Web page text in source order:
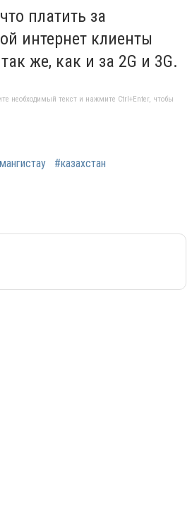
платить за
интернет клиенты
же, как и за 2G и 3G.
необходимый текст и нажмите Ctrl+Enter, чтобы
#казахстан